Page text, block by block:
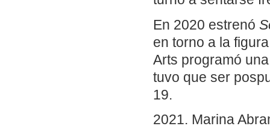
En 2020 estrenó
en torno a la
Arts programó
tuvo que ser
19.
2021. Marina